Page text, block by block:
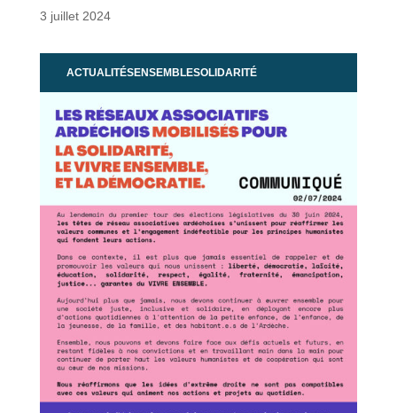
3 juillet 2024
ACTUALITÉSENSEMBLESOLIDARITÉ